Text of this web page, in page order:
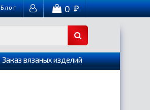
Блог 0₽
Заказ вязаных изделий